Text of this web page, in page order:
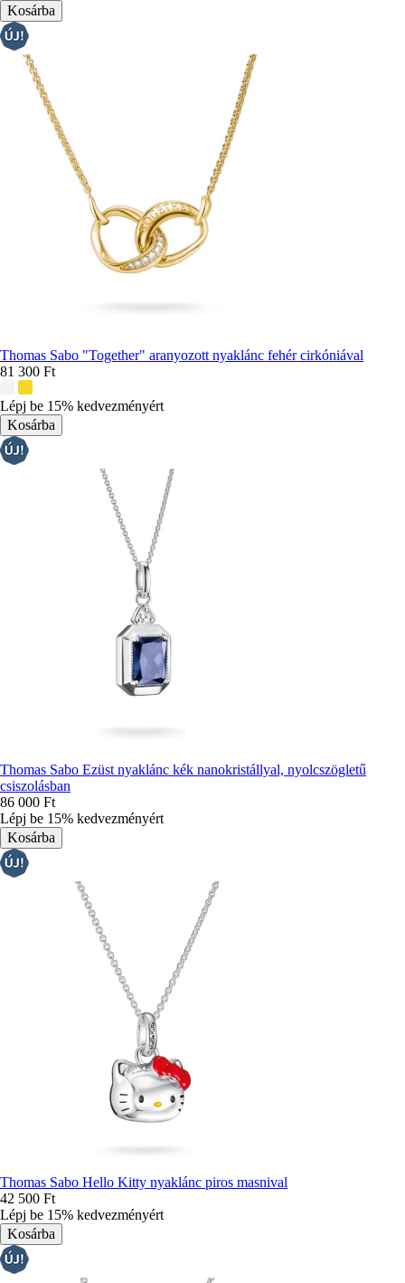
Thomas Sabo "Together" aranyozott nyaklánc fehér cirkóniával
81 300 Ft
színek:
Lépj be 15% kedvezményért
Thomas Sabo Ezüst nyaklánc kék nanokristállyal, nyolcszögletű
csiszolásban
86 000 Ft
Lépj be 15% kedvezményért
Thomas Sabo Hello Kitty nyaklánc piros masnival
42 500 Ft
Lépj be 15% kedvezményért